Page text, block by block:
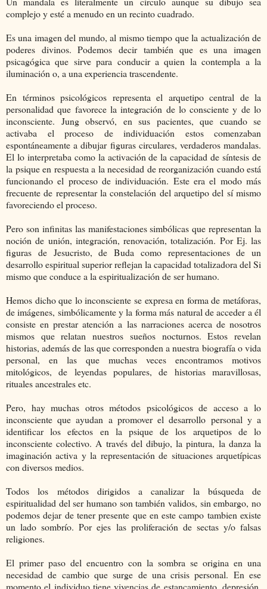
complejo y esté a menudo en un recinto cuadrado.
Es una imagen del mundo, al mismo tiempo que la actualización de
poderes divinos. Podemos decir también que es una imagen
psicagógica que sirve para conducir a quien la contempla a la
iluminación o, a una experiencia trascendente.
En términos psicológicos representa el arquetipo central de la
personalidad que favorece la integración de lo consciente y de lo
inconsciente. Jung observó, en sus pacientes, que cuando se
activaba el proceso de individuación estos comenzaban
espontáneamente a dibujar figuras circulares, verdaderos mandalas.
El lo interpretaba como la activación de la capacidad de síntesis de
la psique en respuesta a la necesidad de reorganización cuando está
funcionando el proceso de individuación. Este era el modo más
frecuente de representar la constelación del arquetipo del sí mismo
favoreciendo el proceso.
Pero son infinitas las manifestaciones simbólicas que representan la
noción de unión, integración, renovación, totalización. Por Ej. las
figuras de Jesucristo, de Buda como representaciones de un
desarrollo espiritual superior reflejan la capacidad totalizadora del Si
mismo que conduce a la espiritualización de ser humano.
Hemos dicho que lo inconsciente se expresa en forma de metáforas,
de imágenes, simbólicamente y la forma más natural de acceder a él
consiste en prestar atención a las narraciones acerca de nosotros
mismos que relatan nuestros sueños nocturnos. Estos revelan
historias, además de las que corresponden a nuestra biografía o vida
personal, en las que muchas veces encontramos motivos
mitológicos, de leyendas populares, de historias maravillosas,
rituales ancestrales etc.
Pero, hay muchas otros métodos psicológicos de acceso a lo
inconsciente que ayudan a promover el desarrollo personal y a
identificar los efectos en la psique de los arquetipos de lo
inconsciente colectivo. A través del dibujo, la pintura, la danza la
imaginación activa y la representación de situaciones arquetípicas
con diversos medios.
Todos los métodos dirigidos a canalizar la búsqueda de
espiritualidad del ser humano son también validos, sin embargo, no
podemos dejar de tener presente que en este campo tambien existe
un lado sombrío. Por ejes las proliferación de sectas y/o falsas
religiones.
El primer paso del encuentro con la sombra se origina en una
necesidad de cambio que surge de una crisis personal. En ese
momento el individuo tiene vivencias de estancamiento, depresión,